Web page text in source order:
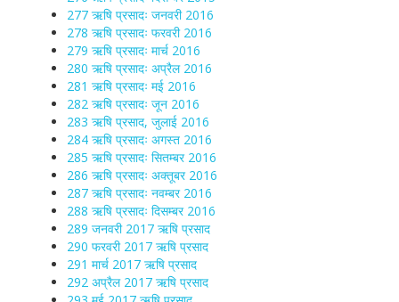
277 ऋषि प्रसादः जनवरी 2016
278 ऋषि प्रसादः फरवरी 2016
279 ऋषि प्रसादः मार्च 2016
280 ऋषि प्रसादः अप्रैल 2016
281 ऋषि प्रसादः मई 2016
282 ऋषि प्रसादः जून 2016
283 ऋषि प्रसाद, जुलाई 2016
284 ऋषि प्रसादः अगस्त 2016
285 ऋषि प्रसादः सितम्बर 2016
286 ऋषि प्रसादः अक्तूबर 2016
287 ऋषि प्रसादः नवम्बर 2016
288 ऋषि प्रसादः दिसम्बर 2016
289 जनवरी 2017 ऋषि प्रसाद
290 फरवरी 2017 ऋषि प्रसाद
291 मार्च 2017 ऋषि प्रसाद
292 अप्रैल 2017 ऋषि प्रसाद